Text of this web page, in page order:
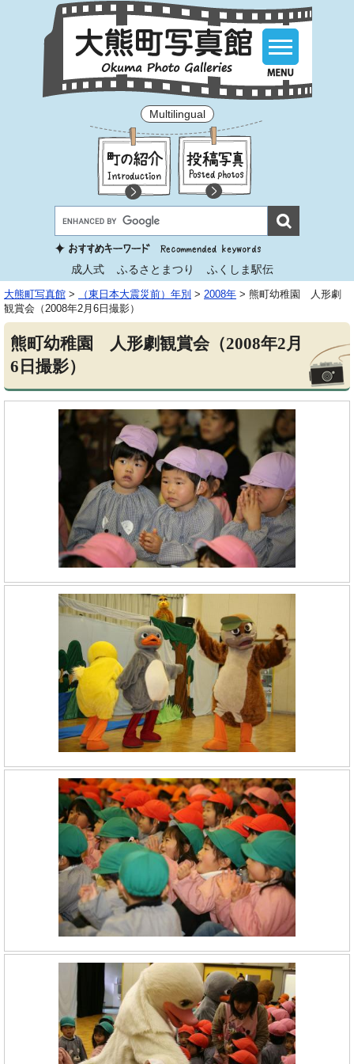
Multilingual
成人式 ふるさとまつり ふくしま駅伝
大熊町写真館 > （東日本大震災前）年別 > 2008年 > 熊町幼稚園 人形劇
観賞会（2008年2月6日撮影）
熊町幼稚園 人形劇観賞会（2008年2月
6日撮影）